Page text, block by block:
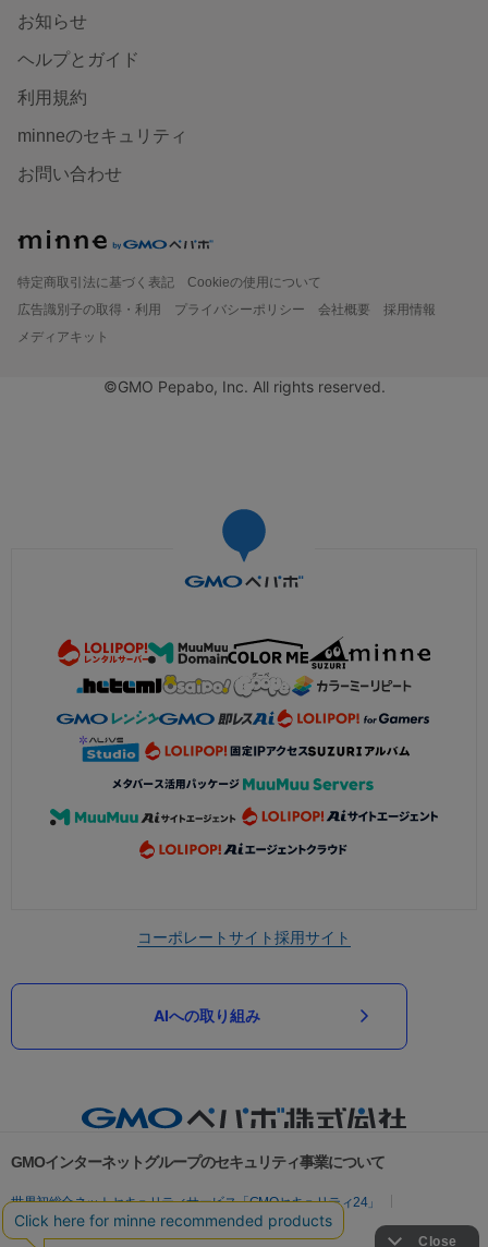
お知らせ
ヘルプとガイド
利用規約
minneのセキュリティ
お問い合わせ
特定商取引法に基づく表記
Cookieの使用について
広告識別子の取得・利用
プライバシーポリシー 会社概要
採用情報
メディアキット
©GMO Pepabo, Inc. All rights reserved.
コーポレートサイト採用サイト
AIへの取り組み
GMOインターネットグループのセキュリティ事業について
世界初総合ネットセキュリティサービス「GMOセキュリティ24」
パスワード漏洩診断
Webサイトリスク診断